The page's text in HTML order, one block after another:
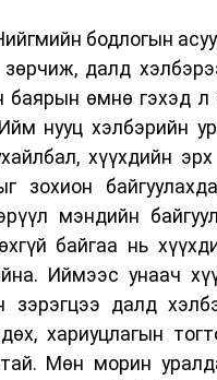
бодлогын
зөрчиж, далд
өмнө гэхэд л
нууц хэлбэрийн
хүүхдийн
зохион
мэндийн
байгаа нь
Иймээс унаач
зэрэгцээ далд
хариуцлагын
Мөн морин